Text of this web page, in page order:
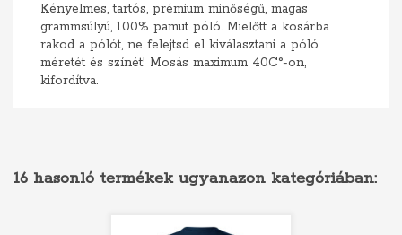
Kényelmes, tartós, prémium minőségű, magas
grammsúlyú, 100% pamut póló. Mielőtt a kosárba
rakod a pólót, ne felejtsd el kiválasztani a póló
méretét és színét! Mosás maximum 40C°-on,
kifordítva.
16 hasonló termékek ugyanazon kategóriában: